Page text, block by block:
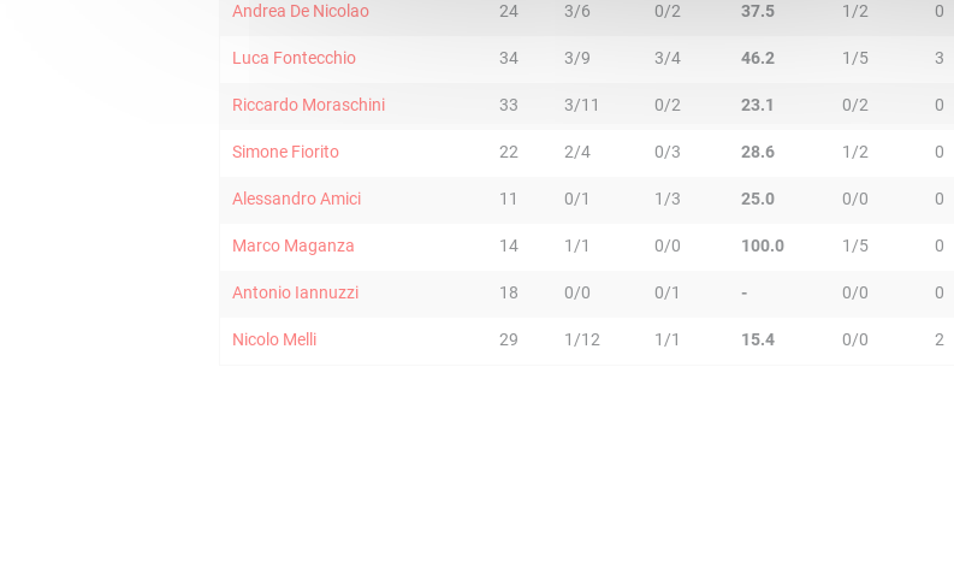
Andrea De Nicolao 24 3/6 0/2 37.5 1/2 0
Luca Fontecchio 34 3/9 3/4 46.2 1/5 3
Riccardo Moraschini 33 3/11 0/2 23.1 0/2 0
Simone Fiorito 22 2/4 0/3 28.6 1/2 0
Alessandro Amici 11 0/1 1/3 25.0 0/0 0
Marco Maganza 14 1/1 0/0 100.0 1/5 0
Antonio Iannuzzi 18 0/0 0/1 - 0/0 0
Nicolo Melli 29 1/12 1/1 15.4 0/0 2